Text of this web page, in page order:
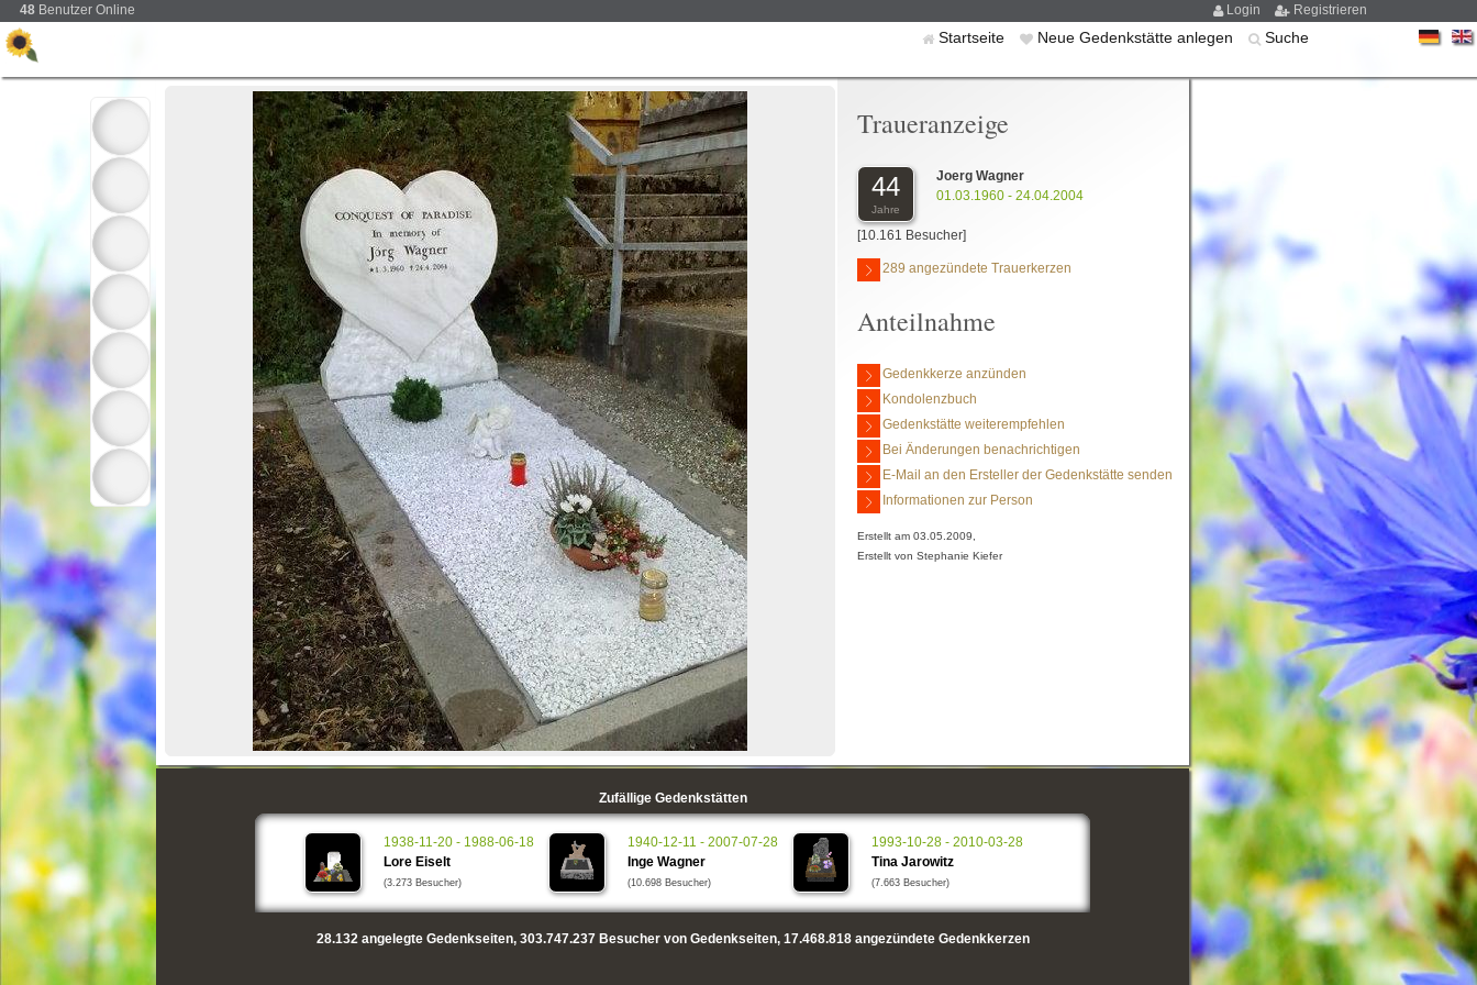
48 Benutzer Online Login Registrieren
Startseite Neue Gedenkstätte anlegen Suche
Traueranzeige
44
Jahre
Joerg Wagner
01.03.1960 - 24.04.2004
[10.161 Besucher]
289 angezündete Trauerkerzen
Anteilnahme
Gedenkkerze anzünden
Kondolenzbuch
Gedenkstätte weiterempfehlen
Bei Änderungen benachrichtigen
E-Mail an den Ersteller der Gedenkstätte senden
Informationen zur Person
Erstellt am 03.05.2009,
Erstellt von Stephanie Kiefer
Zufällige Gedenkstätten
1938-11-20 - 1988-06-18
Lore Eiselt
(3.273 Besucher)
1940-12-11 - 2007-07-28
Inge Wagner
(10.698 Besucher)
1993-10-28 - 2010-03-28
Tina Jarowitz
(7.663 Besucher)
28.132angelegte Gedenkseiten, 303.747.237Besucher von Gedenkseiten, 17.468.818angezündete Gedenkkerzen